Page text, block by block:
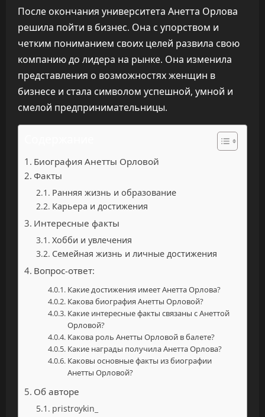
После окончания университета Анетта Орлова
решила пойти в бизнес. Она с упорством и
четким пониманием своих целей развила свою
компанию до лидера на рынке. Она изменила
представления о возможностях женщин в
бизнесе и стала символом успешной, умной и
смелой предпринимательницы.
Биография Анетты Орловой
Факты
Ранняя жизнь и образование
Карьера и достижения
Интересные факты
Хобби и увлечения
Семейная жизнь и личные достижения
Вопрос-ответ:
Какие достижения имеет Анетта Орлова?
Какова биография Анетты Орловой?
Какие интересные факты связаны с Анеттой
Орловой?
Какова роль Анетты Орловой в балете?
Какие награды получила Анетта Орлова?
Каковы основные факты из биографии
Анетты Орловой?
Об авторе
pristroykin_